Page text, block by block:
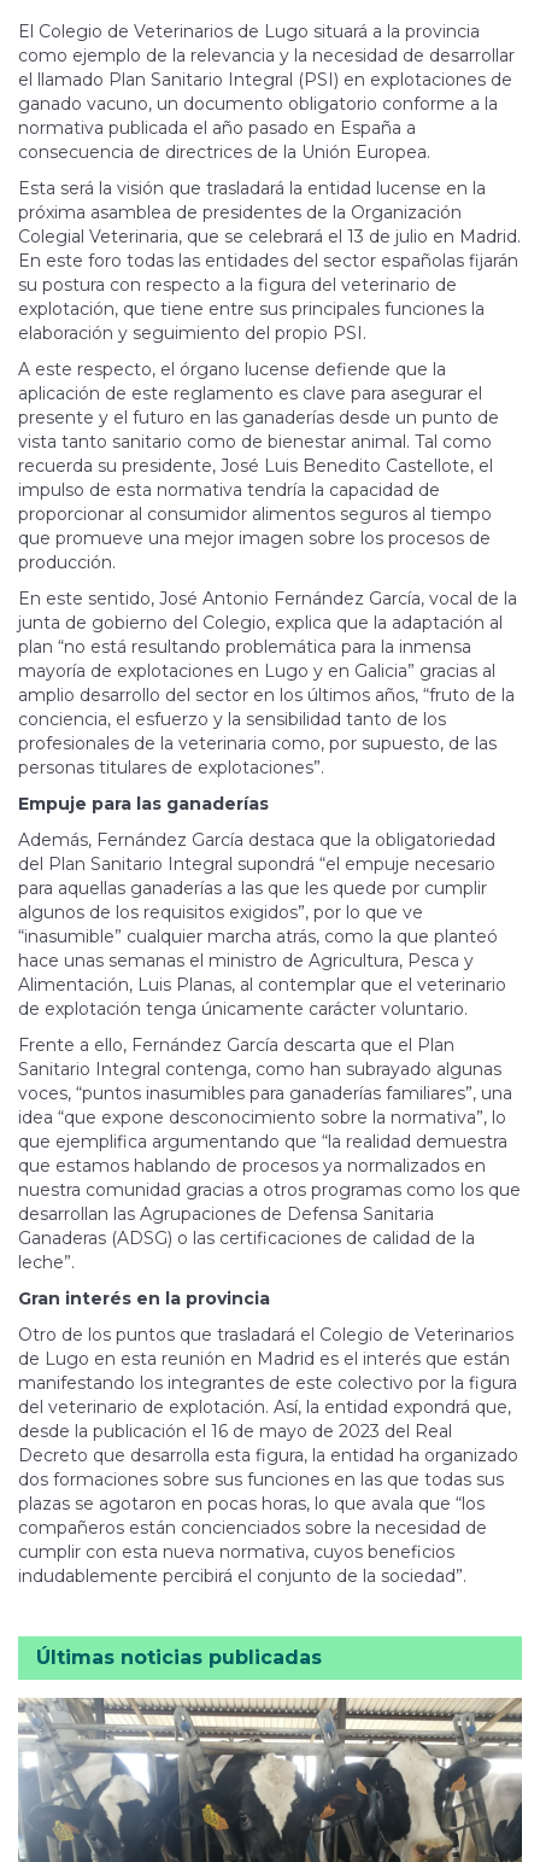
El Colegio de Veterinarios de Lugo situará a la provincia
como ejemplo de la relevancia y la necesidad de desarrollar
el llamado Plan Sanitario Integral (PSI) en explotaciones de
ganado vacuno, un documento obligatorio conforme a la
normativa publicada el año pasado en España a
consecuencia de directrices de la Unión Europea.
Esta será la visión que trasladará la entidad lucense en la
próxima asamblea de presidentes de la Organización
Colegial Veterinaria, que se celebrará el 13 de julio en Madrid.
En este foro todas las entidades del sector españolas fijarán
su postura con respecto a la figura del veterinario de
explotación, que tiene entre sus principales funciones la
elaboración y seguimiento del propio PSI.
A este respecto, el órgano lucense defiende que la
aplicación de este reglamento es clave para asegurar el
presente y el futuro en las ganaderías desde un punto de
vista tanto sanitario como de bienestar animal. Tal como
recuerda su presidente, José Luis Benedito Castellote, el
impulso de esta normativa tendría la capacidad de
proporcionar al consumidor alimentos seguros al tiempo
que promueve una mejor imagen sobre los procesos de
producción.
En este sentido, José Antonio Fernández García, vocal de la
junta de gobierno del Colegio, explica que la adaptación al
plan “no está resultando problemática para la inmensa
mayoría de explotaciones en Lugo y en Galicia” gracias al
amplio desarrollo del sector en los últimos años, “fruto de la
conciencia, el esfuerzo y la sensibilidad tanto de los
profesionales de la veterinaria como, por supuesto, de las
personas titulares de explotaciones”.
Empuje para las ganaderías
Además, Fernández García destaca que la obligatoriedad
del Plan Sanitario Integral supondrá “el empuje necesario
para aquellas ganaderías a las que les quede por cumplir
algunos de los requisitos exigidos”, por lo que ve
“inasumible” cualquier marcha atrás, como la que planteó
hace unas semanas el ministro de Agricultura, Pesca y
Alimentación, Luis Planas, al contemplar que el veterinario
de explotación tenga únicamente carácter voluntario.
Frente a ello, Fernández García descarta que el Plan
Sanitario Integral contenga, como han subrayado algunas
voces, “puntos inasumibles para ganaderías familiares”, una
idea “que expone desconocimiento sobre la normativa”, lo
que ejemplifica argumentando que “la realidad demuestra
que estamos hablando de procesos ya normalizados en
nuestra comunidad gracias a otros programas como los que
desarrollan las Agrupaciones de Defensa Sanitaria
Ganaderas (ADSG) o las certificaciones de calidad de la
leche”.
Gran interés en la provincia
Otro de los puntos que trasladará el Colegio de Veterinarios
de Lugo en esta reunión en Madrid es el interés que están
manifestando los integrantes de este colectivo por la figura
del veterinario de explotación. Así, la entidad expondrá que,
desde la publicación el 16 de mayo de 2023 del Real
Decreto que desarrolla esta figura, la entidad ha organizado
dos formaciones sobre sus funciones en las que todas sus
plazas se agotaron en pocas horas, lo que avala que “los
compañeros están concienciados sobre la necesidad de
cumplir con esta nueva normativa, cuyos beneficios
indudablemente percibirá el conjunto de la sociedad”.
Últimas noticias publicadas